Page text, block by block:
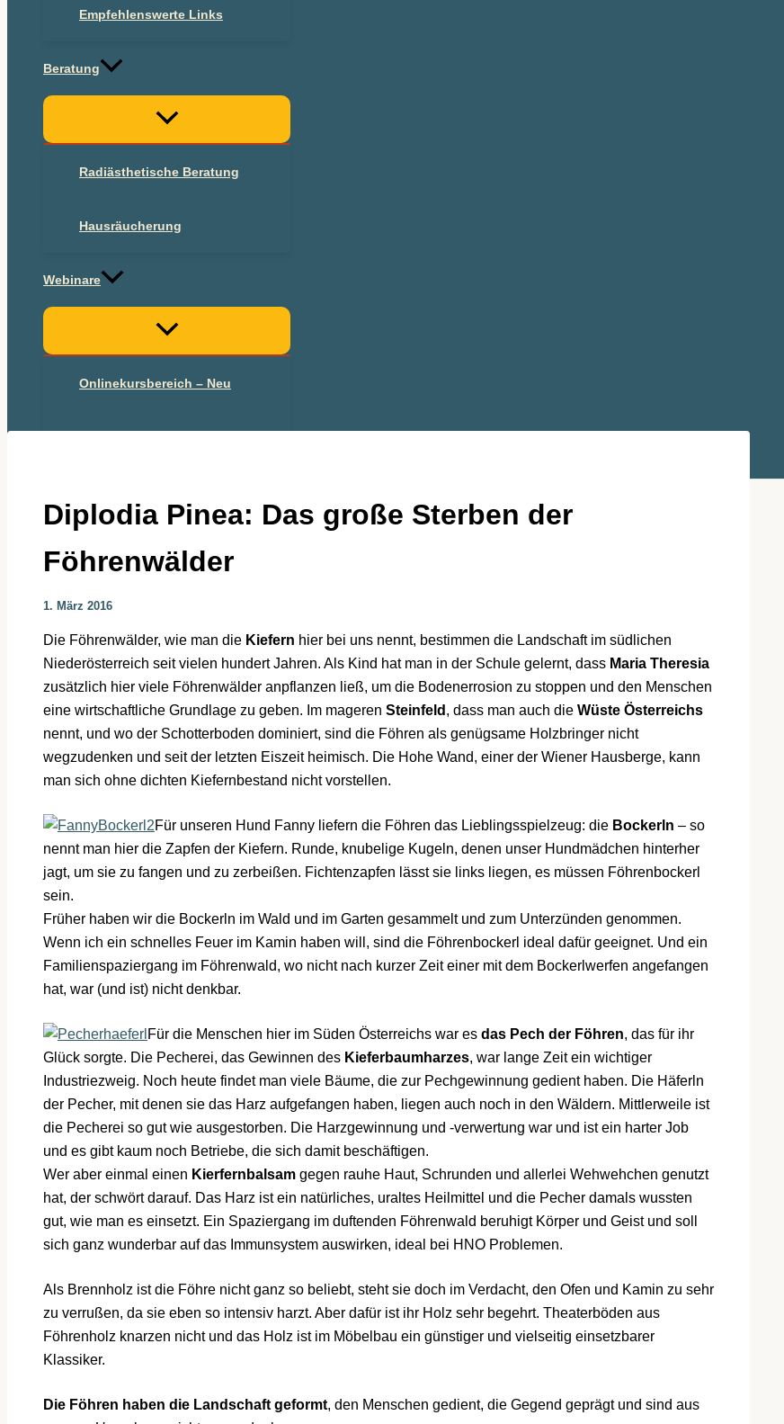
Empfehlenswerte Links
Beratung
Radiästhetische Beratung
Hausräucherung
Webinare
Onlinekursbereich – Neu
Diplodia Pinea: Das große Sterben der
Föhrenwälder
1. März 2016
Die Föhrenwälder, wie man die Kiefern hier bei uns nennt, bestimmen die Landschaft im südlichen
Niederösterreich seit vielen hundert Jahren. Als Kind hat man in der Schule gelernt, dass Maria Theresia
zusätzlich hier viele Föhrenwälder anpflanzen ließ, um die Bodenerrosion zu stoppen und den Menschen
eine wirtschaftliche Grundlage zu geben. Im mageren Steinfeld , dass man auch die Wüste Österreichs
nennt, und wo der Schotterboden dominiert, sind die Föhren als genügsame Holzbringer nicht
wegzudenken und seit der letzten Eiszeit heimisch. Die Hohe Wand, einer der Wiener Hausberge, kann
man sich ohne dichten Kiefernbestand nicht vorstellen.
Für unseren Hund Fanny liefern die Föhren das Lieblingsspielzeug: die Bockerln – so
nennt man hier die Zapfen der Kiefern. Runde, knubelige Kugeln, denen unser Hundmädchen hinterher
jagt, um sie zu fangen und zu zerbeißen. Fichtenzapfen lässt sie links liegen, es müssen Föhrenbockerl
sein.
Früher haben wir die Bockerln im Wald und im Garten gesammelt und zum Unterzünden genommen.
Wenn ich ein schnelles Feuer im Kamin haben will, sind die Föhrenbockerl ideal dafür geeignet. Und ein
Familienspaziergang im Föhrenwald, wo nicht nach kurzer Zeit einer mit dem Bockerlwerfen angefangen
hat, war (und ist) nicht denkbar.
Für die Menschen hier im Süden Österreichs war es das Pech der Föhren, das für ihr
Glück sorgte. Die Pecherei, das Gewinnen des Kieferbaumharzes, war lange Zeit ein wichtiger
Industriezweig. Noch heute findet man viele Bäume, die zur Pechgewinnung gedient haben. Die Häferln
der Pecher, mit denen sie das Harz aufgefangen haben, liegen auch noch in den Wäldern. Mittlerweile ist
die Pecherei so gut wie ausgestorben. Die Harzgewinnung und -verwertung war und ist ein harter Job
und es gibt kaum noch Betriebe, die sich damit beschäftigen.
Wer aber einmal einen Kierfernbalsam gegen rauhe Haut, Schrunden und allerlei Wehwehchen genutzt
hat, der schwört darauf. Das Harz ist ein natürliches, uraltes Heilmittel und die Pecher damals wussten
gut, wie man es einsetzt. Ein Spaziergang im duftenden Föhrenwald beruhigt Körper und Geist und soll
sich ganz wunderbar auf das Immunsystem auswirken, ideal bei HNO Problemen.
Als Brennholz ist die Föhre nicht ganz so beliebt, steht sie doch im Verdacht, den Ofen und Kamin zu sehr
zu verrußen, da sie eben so intensiv harzt. Aber dafür ist ihr Holz sehr begehrt. Theaterböden aus
Föhrenholz knarzen nicht und das Holz ist im Möbelbau ein günstiger und vielseitig einsetzbarer
Klassiker.
Die Föhren haben die Landschaft geformt, den Menschen gedient, die Gegend geprägt und sind aus